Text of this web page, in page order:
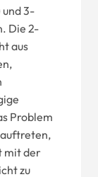
3-
Die 2-
aus
Problem
mit der
zu